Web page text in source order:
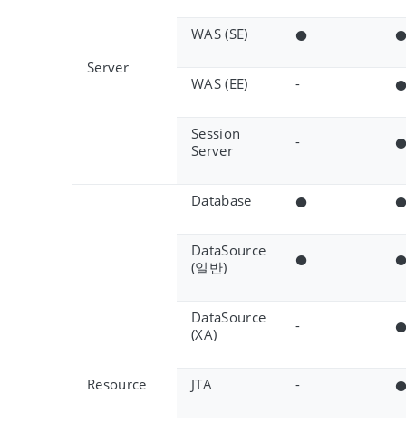
Server
WAS (SE) ●
WAS (EE) -
Session
Server
-
Resource
Database ●
DataSource
(일반)
●
DataSource
(XA)
-
JTA -